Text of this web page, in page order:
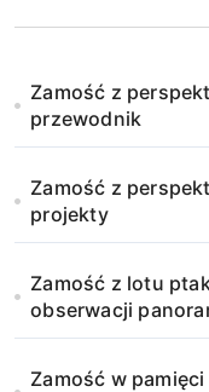
Zamość z
przewodnik
Zamość z
projekty
Zamość z lotu
obserwacji
Zamość w